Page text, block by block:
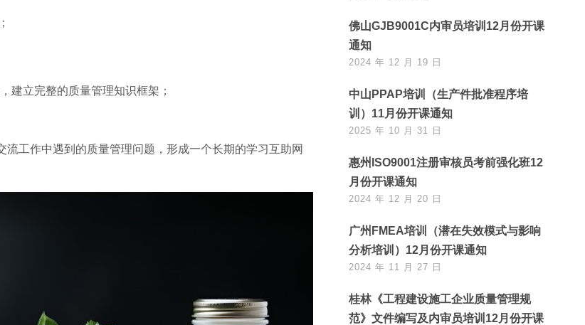
建立完整的质量管理知识框架；
工作中遇到的质量管理问题，形成一个长期的学习互助网
佛山GJB9001C内审员培训12月份开课
通知
2024 年 12 月 19 日
中山PPAP培训（生产件批准程序培
训）11月份开课通知
2025 年 10 月 31 日
惠州ISO9001注册审核员考前强化班12
月份开课通知
2024 年 12 月 20 日
广州FMEA培训（潜在失效模式与影响
分析培训）12月份开课通知
2024 年 11 月 27 日
桂林《工程建设施工企业质量管理规
范》文件编写及内审员培训12月份开课